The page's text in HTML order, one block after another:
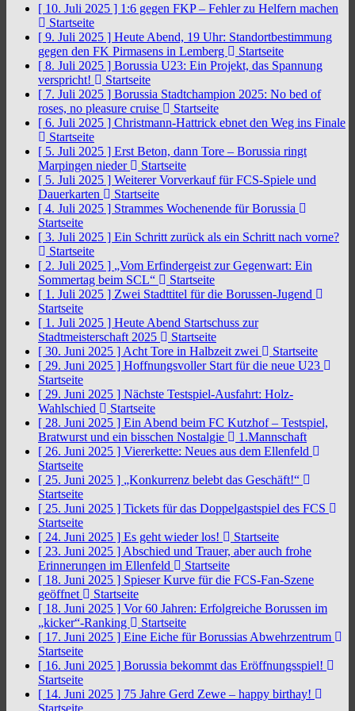
[ 10. Juli 2025 ] 1:6 gegen FKP – Fehler zu Helfern machen
Startseite
[ 9. Juli 2025 ] Heute Abend, 19 Uhr: Standortbestimmung
gegen den FK Pirmasens in Lemberg
Startseite
[ 8. Juli 2025 ] Borussia U23: Ein Projekt, das Spannung
verspricht!
Startseite
[ 7. Juli 2025 ] Borussia Stadtchampion 2025: No bed of
roses, no pleasure cruise
Startseite
[ 6. Juli 2025 ] Christmann-Hattrick ebnet den Weg ins Finale
Startseite
[ 5. Juli 2025 ] Erst Beton, dann Tore – Borussia ringt
Marpingen nieder
Startseite
[ 5. Juli 2025 ] Weiterer Vorverkauf für FCS-Spiele und
Dauerkarten
Startseite
[ 4. Juli 2025 ] Strammes Wochenende für Borussia
Startseite
[ 3. Juli 2025 ] Ein Schritt zurück als ein Schritt nach vorne?
Startseite
[ 2. Juli 2025 ] „Vom Erfindergeist zur Gegenwart: Ein
Sommertag beim SCL“
Startseite
[ 1. Juli 2025 ] Zwei Stadttitel für die Borussen-Jugend
Startseite
[ 1. Juli 2025 ] Heute Abend Startschuss zur
Stadtmeisterschaft 2025
Startseite
[ 30. Juni 2025 ] Acht Tore in Halbzeit zwei
Startseite
[ 29. Juni 2025 ] Hoffnungsvoller Start für die neue U23
Startseite
[ 29. Juni 2025 ] Nächste Testspiel-Ausfahrt: Holz-
Wahlschied
Startseite
[ 28. Juni 2025 ] Ein Abend beim FC Kutzhof – Testspiel,
Bratwurst und ein bisschen Nostalgie
1.Mannschaft
[ 26. Juni 2025 ] Viererkette: Neues aus dem Ellenfeld
Startseite
[ 25. Juni 2025 ] „Konkurrenz belebt das Geschäft!“
Startseite
[ 25. Juni 2025 ] Tickets für das Doppelgastspiel des FCS
Startseite
[ 24. Juni 2025 ] Es geht wieder los!
Startseite
[ 23. Juni 2025 ] Abschied und Trauer, aber auch frohe
Erinnerungen im Ellenfeld
Startseite
[ 18. Juni 2025 ] Spieser Kurve für die FCS-Fan-Szene
geöffnet
Startseite
[ 18. Juni 2025 ] Vor 60 Jahren: Erfolgreiche Borussen im
„kicker“-Ranking
Startseite
[ 17. Juni 2025 ] Eine Eiche für Borussias Abwehrzentrum
Startseite
[ 16. Juni 2025 ] Borussia bekommt das Eröffnungsspiel!
Startseite
[ 14. Juni 2025 ] 75 Jahre Gerd Zewe – happy birthay!
Startseite